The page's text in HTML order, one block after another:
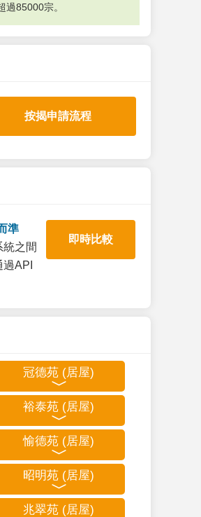
85000宗。
按揭申請流程
準
之間
API
即時比較
冠德苑 (居屋)
裕泰苑 (居屋)
愉德苑 (居屋)
昭明苑 (居屋)
兆翠苑 (居屋)